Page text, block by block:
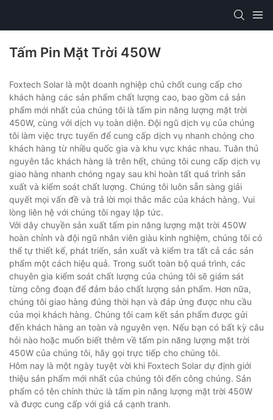
Tấm Pin Mặt Trời 450W
Foxtech Solar là một doanh nghiệp chủ chốt cung cấp cho
khách hàng các sản phẩm chất lượng cao, bao gồm cả sản
phẩm mới nhất của chúng tôi là tấm pin năng lượng mặt trời
450W, cùng với dịch vụ toàn diện. Đội ngũ dịch vụ của chúng
tôi làm việc trực tuyến để cung cấp dịch vụ nhanh chóng cho
khách hàng từ nhiều quốc gia và khu vực khác nhau. Tuân thủ
nguyên tắc khách hàng là trên hết, chúng tôi cung cấp dịch vụ
giao hàng nhanh chóng ngay sau khi hoàn tất quá trình sản
xuất và kiểm soát chất lượng. Chúng tôi luôn sẵn sàng giải
quyết mọi vấn đề và trả lời mọi thắc mắc của khách hàng. Vui
lòng liên hệ với chúng tôi ngay lập tức.
Với dây chuyền sản xuất tấm pin năng lượng mặt trời 450W
hoàn chỉnh và đội ngũ nhân viên giàu kinh nghiệm, chúng tôi có
thể tự thiết kế, phát triển, sản xuất và kiểm tra tất cả các sản
phẩm một cách hiệu quả. Trong suốt toàn bộ quá trình, các
chuyên gia kiểm soát chất lượng của chúng tôi sẽ giám sát
từng công đoạn để đảm bảo chất lượng sản phẩm. Hơn nữa,
chúng tôi giao hàng đúng thời hạn và đáp ứng được nhu cầu
của mọi khách hàng. Chúng tôi cam kết sản phẩm được gửi
đến khách hàng an toàn và nguyên vẹn. Nếu bạn có bất kỳ câu
hỏi nào hoặc muốn biết thêm về tấm pin năng lượng mặt trời
450W của chúng tôi, hãy gọi trực tiếp cho chúng tôi.
Hôm nay là một ngày tuyệt vời khi Foxtech Solar dự định giới
thiệu sản phẩm mới nhất của chúng tôi đến công chúng. Sản
phẩm có tên chính thức là tấm pin năng lượng mặt trời 450W
và được cung cấp với giá cả cạnh tranh.